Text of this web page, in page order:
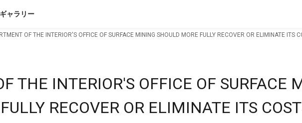
ギャラリー
OF THE INTERIOR'S OFFICE OF SURFACE MINING SHOULD MORE FULLY RECOVER OR ELIMINATE ITS
THE INTERIOR'S OFFICE OF SURFACE
RECOVER OR ELIMINATE ITS